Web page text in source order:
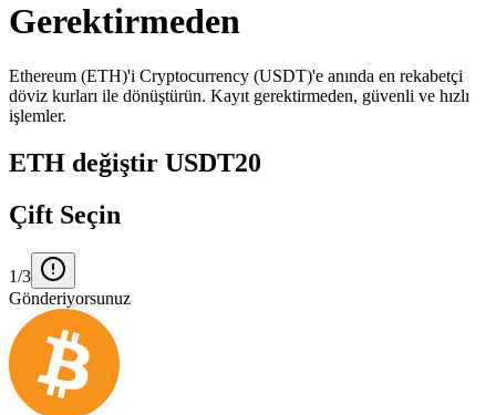
Gerektirmeden
Ethereum (ETH)'i Cryptocurrency (USDT)'e anında en rekabetçi
döviz kurları ile dönüştürün. Kayıt gerektirmeden, güvenli ve hızlı
işlemler.
ETH değiştir USDT20
Çift Seçin
1/3
Gönderiyorsunuz